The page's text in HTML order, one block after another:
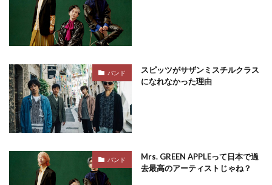
バンド
スピッツがサザンミスチルクラス
になれなかった理由
バンド
Mrs. GREEN APPLEって日本で過
去最高のアーティストじゃね？